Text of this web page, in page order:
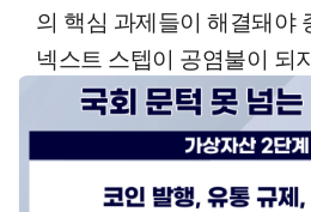
의 핵심 과제들이 해결돼야
넥스트 스텝이 공염불이 되